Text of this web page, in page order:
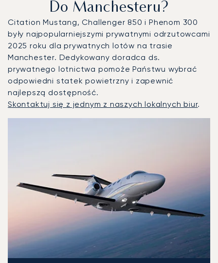
Do Manchesteru?
Citation Mustang, Challenger 850 i Phenom 300
były najpopularniejszymi prywatnymi odrzutowcami
2025 roku dla prywatnych lotów na trasie
Manchester. Dedykowany doradca ds.
prywatnego lotnictwa pomoże Państwu wybrać
odpowiedni statek powietrzny i zapewnić
najlepszą dostępność.
Skontaktuj się z jednym z naszych lokalnych biur.